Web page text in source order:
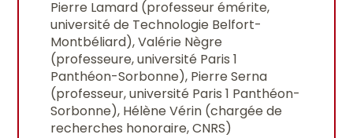
Pierre Lamard (professeur émérite,
université de Technologie Belfort-
Montbéliard), Valérie Nègre
(professeure, université Paris 1
Panthéon-Sorbonne), Pierre Serna
(professeur, université Paris 1 Panthéon-
Sorbonne), Hélène Vérin (chargée de
recherches honoraire, CNRS)